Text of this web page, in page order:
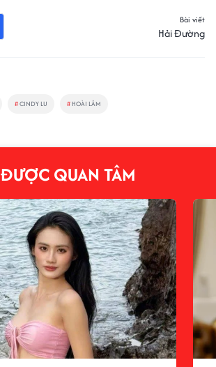
Bài viết
Hải Đường
#CINDY LU # HOÀI LÂM
ĐƯỢC QUAN TÂM